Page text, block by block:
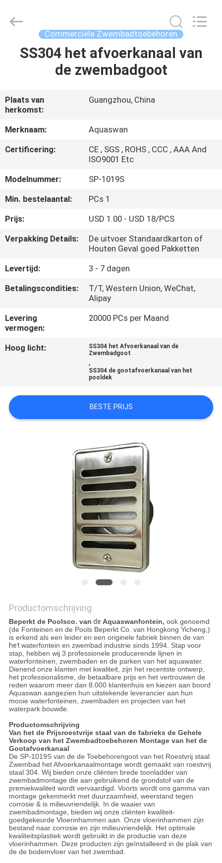
HUIS
ONGEVEER
ONS
FABRIEKSREIS
KWALITEITSCONTROLE
CONTACTEER
ONS
VERZOEK
OM
CITAAT
PRIVACY
water
co,.ltd.
Reserved.
Commerciële Zwembadtoebehoren
SS304 het afvoerkanaal van
de zwembadgoot
Plaats van
herkomst:
Guangzhou, China
Merknaam:
Aquaswan
Certificering:
CE , SGS , ROHS , CCC , AAA And
ISO9001 Etc
Modelnummer:
SP-1019S
Min. bestelaantal:
PCs 1
Prijs:
USD 1.00 - USD 18/PCS
Verpakking Details:
De uitvoer Standaardkarton of
Houten Geval goed Pakketten
Levertijd:
3 - 7 dagen
Betalingscondities:
T/T, Western Union, WeChat,
Alipay
Levering
vermogen:
20000 PCs per Maand
Hoog licht:
SS304 het Afvoerkanaal van de
Zwembadgoot
,
SS304 de gootafvoerkanaal van het
pooldek
BESTE PRIJS
Productomschrijving
Beperkt de Poolsco. van de Aquaswanfontein, ook genoemd
(de Fonteinen en de Pools Beperkt Co. van Hongkong Yicheng,)
is erkend als een leider en een originele fabriek binnen de van
het waterfontein en zwembad industrie sinds 1994. Stap voor
stap, hebben wij 3 professionele producerende lijnen in
waterfonteinen, zwembaden en de parken van het aquawater.
Dienend onze klanten met kwaliteit, zijn het recentste ontwerp,
het professionalisme, de betaalbare prijs en het vertrouwen de
reden waarom meer dan 8.000 klantenhuis en kiezen aan boord
Aquaswan aangezien hun uitstekende leverancier aan hun
mooie waterfonteinen, zwembaden en projecten van het
waterpark bouwde.
Productomschrijving
Van het de Prijsroestvrije staal van de fabrieks de Gehele
Verkoop van het Zwembadtoebehoren Montage van het de
Gootafvoerkanaal
De SP-1019S van de de Toebehorengoot van het Roestvrij staal
Zwembad het Afvoerkanaalmontage wordt gemaakt van roestvrij
staal 304. Wij bieden onze cliënten brede toonladder van
zwembadmontage die aan gebruikend de grondstof van de
premiekwaliteit wordt vervaardigd. Voorts wordt ons gamma van
montage gekenmerkt met duurzaamheid, weerstand tegen
corrosie & is milieuvriendelijk. In de waaier van
zwembadmontage, bieden wij onze cliënten kwaliteit-
goedgekeurde Vloerinhammen aan. Onze vloerinhammen zijn
bestand naar corrosie en zijn milieuvriendelijk. Het optimale
kwaliteitsplastiek wordt gebruikt in de productie van deze
vloerinhammen. Deze producten zijn geïnstalleerd in de plak van
de de bodemvloer van het zwembad.